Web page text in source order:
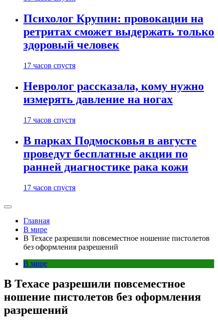
Психолог Крупин: провокации на
ретритах сможет выдержать только
здоровый человек
17 часов спустя
Невролог рассказала, кому нужно
измерять давление на ногах
17 часов спустя
В парках Подмосковья в августе
проведут бесплатные акции по
ранней диагностике рака кожи
17 часов спустя
Главная
В мире
В Техасе разрешили повсеместное ношение пистолетов
без оформления разрешений
В мире
В Техасе разрешили повсеместное
ношение пистолетов без оформления
разрешений